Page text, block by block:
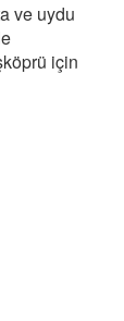
ve uydu
için